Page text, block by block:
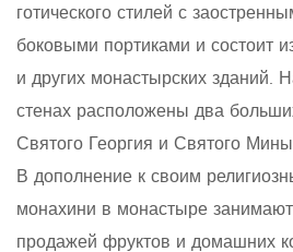
готического стилей с
боковыми портиками и состоит
и других монастырских зданий.
стенах расположены два
Святого Георгия и Святого
В дополнение к своим
монахини в монастыре
продажей фруктов и домашних